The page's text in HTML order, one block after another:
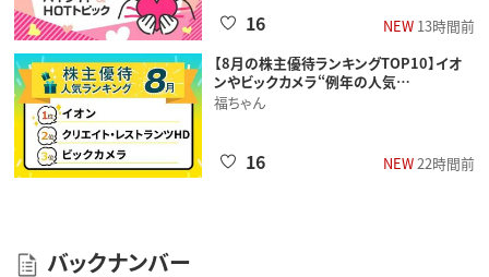
NEW13時間前
16
【8月の株主優待ランキングTOP10】イオ
ンやビックカメラ“例年の人気…
福ちゃん
NEW22時間前
16
バックナンバー